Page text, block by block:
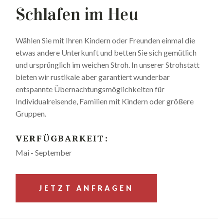
Schlafen im Heu
Wählen Sie mit Ihren Kindern oder Freunden einmal die
etwas andere Unterkunft und betten Sie sich gemütlich
und ursprünglich im weichen Stroh. In unserer Strohstatt
bieten wir rustikale aber garantiert wunderbar
entspannte Übernachtungsmöglichkeiten für
Individualreisende, Familien mit Kindern oder größere
Gruppen.
VERFÜGBARKEIT:
Mai - September
JETZT ANFRAGEN